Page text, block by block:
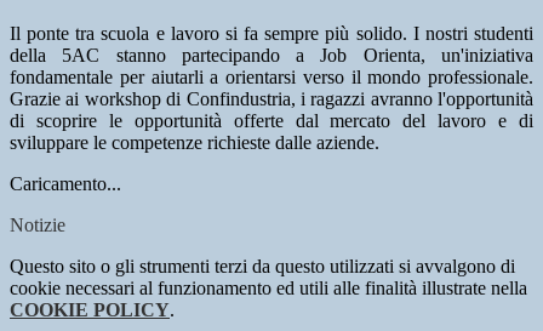
Il ponte tra scuola e lavoro si fa sempre più solido. I nostri studenti
della 5AC stanno partecipando a Job Orienta, un'iniziativa
fondamentale per aiutarli a orientarsi verso il mondo professionale.
Grazie ai workshop di Confindustria, i ragazzi avranno l'opportunità
di scoprire le opportunità offerte dal mercato del lavoro e di
sviluppare le competenze richieste dalle aziende.
Caricamento...
Notizie
Questo sito o gli strumenti terzi da questo utilizzati si avvalgono di
cookie necessari al funzionamento ed utili alle finalità illustrate nella
COOKIE POLICY.